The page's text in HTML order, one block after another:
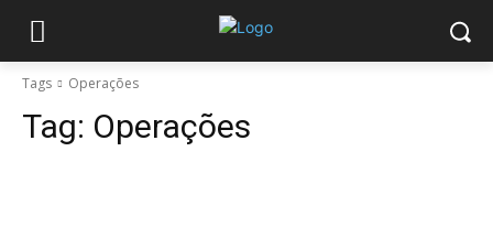
Tags Operações
Tag: Operações